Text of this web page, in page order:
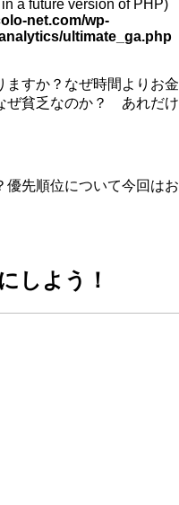
a future version of PHP)
net.com/wp-
ultimate_ga.php
ますか？なぜ時間よりお金
ぜ貧乏なのか？ あれだけ
優先順位について今回はお
しよう！